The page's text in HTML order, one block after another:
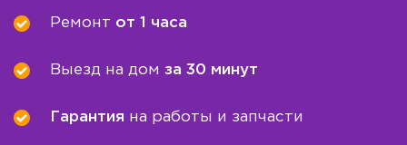
Ремонт от 1 часа
Выезд на дом за 30 минут
Гарантия на работы и запчасти